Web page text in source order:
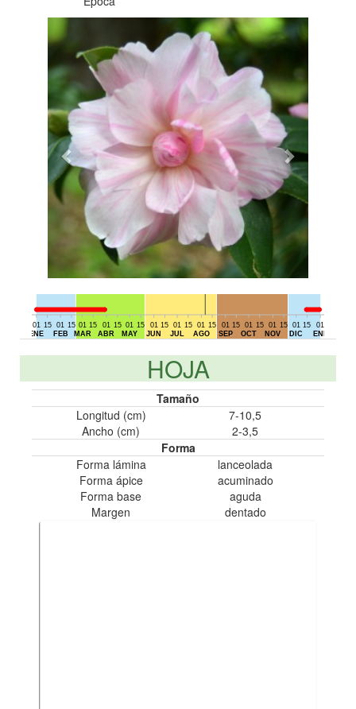
01
ENE
15
01
FEB
15 01
MAR
15
01
ABR
15 01
MAY
15
01
JUN
15
01
JUL
15
01
AGO
15
01
SEP
15
01
OCT
15
01
NOV
15 01
DIC
15
01
ENE
HOJA
Tamaño
Longitud (cm)
7-10,5
Ancho (cm)
2-3,5
Forma
Forma lámina
lanceolada
Forma ápice
acuminado
Forma base
aguda
Margen
dentado